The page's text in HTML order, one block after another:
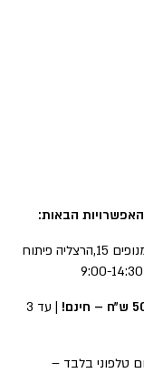
הבאות:
ממשרדי החברה רח׳ המנופים 15,הרצליה פיתוח
| עד 3
טלפוני בלבד –